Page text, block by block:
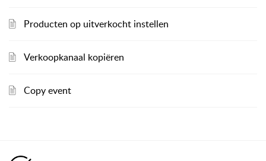
Producten op uitverkocht instellen
Verkoopkanaal kopiëren
Copy event